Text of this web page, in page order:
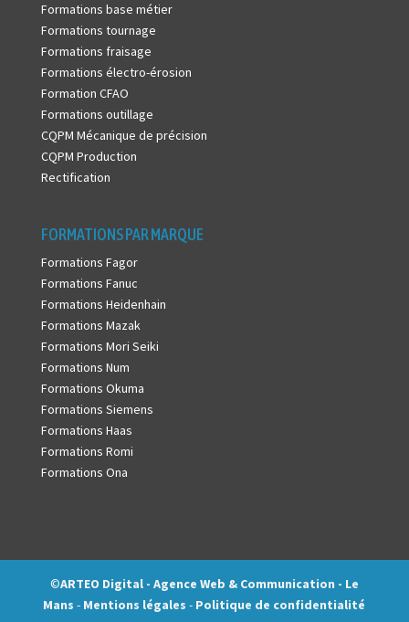
Formations base métier
Formations tournage
Formations fraisage
Formations électro-érosion
Formation CFAO
Formations outillage
CQPM Mécanique de précision
CQPM Production
Rectification
FORMATIONS PAR MARQUE
Formations Fagor
Formations Fanuc
Formations Heidenhain
Formations Mazak
Formations Mori Seiki
Formations Num
Formations Okuma
Formations Siemens
Formations Haas
Formations Romi
Formations Ona
©ARTEO Digital - Agence Web & Communication - Le
Mans - Mentions légales- Politique de confidentialité